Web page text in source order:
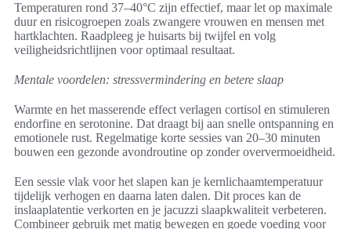
Temperaturen rond 37–40°C zijn effectief, maar let op maximale
duur en risicogroepen zoals zwangere vrouwen en mensen met
hartklachten. Raadpleeg je huisarts bij twijfel en volg
veiligheidsrichtlijnen voor optimaal resultaat.
Mentale voordelen: stressvermindering en betere slaap
Warmte en het masserende effect verlagen cortisol en stimuleren
endorfine en serotonine. Dat draagt bij aan snelle ontspanning en
emotionele rust. Regelmatige korte sessies van 20–30 minuten
bouwen een gezonde avondroutine op zonder oververmoeidheid.
Een sessie vlak voor het slapen kan je kernlichaamtemperatuur
tijdelijk verhogen en daarna laten dalen. Dit proces kan de
inslaaplatentie verkorten en je jacuzzi slaapkwaliteit verbeteren.
Combineer gebruik met matig bewegen en goede voeding voor